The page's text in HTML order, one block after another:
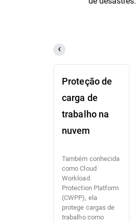
Proteção de
carga de
trabalho na
nuvem
Também conhecida
como Cloud
Workload
Protection Platform
(CWPP), ela
protege cargas de
trabalho como